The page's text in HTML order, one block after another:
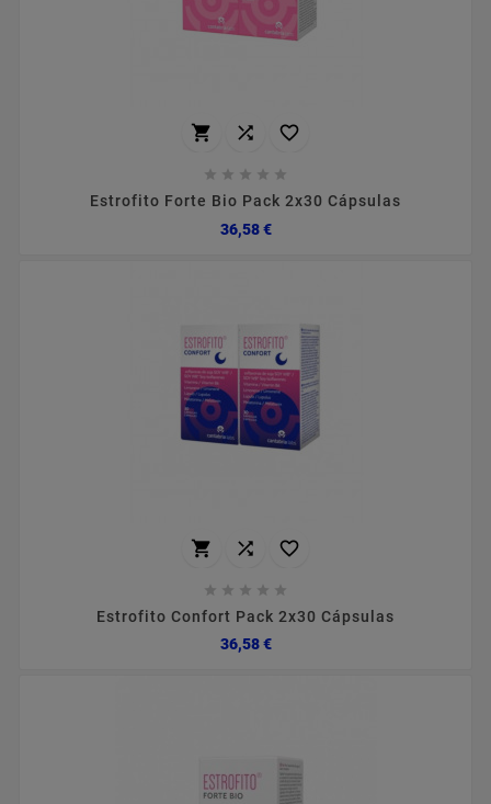
  
    
Estrofito Forte Bio Pack 2x30 Cápsulas
36,58 €Preço
  
    
Estrofito Confort Pack 2x30 Cápsulas
36,58 €Preço